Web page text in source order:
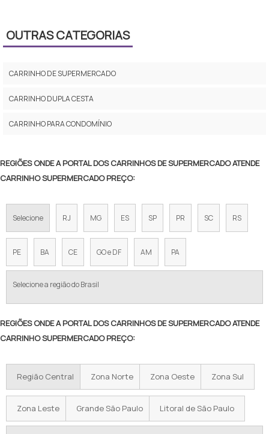
CARRINHO SUPERMERCADO 2 CESTOS
COMPRAR CARRINHO DE MERCADO
CARRINHO DE SUPERMERCADO DUPLO
CARRINHO SUPERMERCADO PEQUENO
VENDA DE CARRINHO DE SUPERMERCADO
PREÇO CARRINHO DE MERCADO
VALOR CARRINHO DE SUPERMERCADO
PREÇO DO CARRINHO DE SUPERMERCADO
CARRINHO DE SUPERMERCADO 210 LITROS
OUTRAS CATEGORIAS
CARRINHO DE SUPERMERCADO
CARRINHO DUPLA CESTA
CARRINHO PARA CONDOMÍNIO
REGIÕES ONDE A PORTAL DOS CARRINHOS DE SUPERMERCADO ATENDE
CARRINHO SUPERMERCADO PREÇO:
Selecione RJ MG ES SP PR SC RS
PE BA CE GO e DF AM PA
Selecione a região do Brasil
REGIÕES ONDE A PORTAL DOS CARRINHOS DE SUPERMERCADO ATENDE
CARRINHO SUPERMERCADO PREÇO:
Região Central Zona Norte Zona Oeste Zona Sul
Zona Leste Grande São Paulo Litoral de São Paulo